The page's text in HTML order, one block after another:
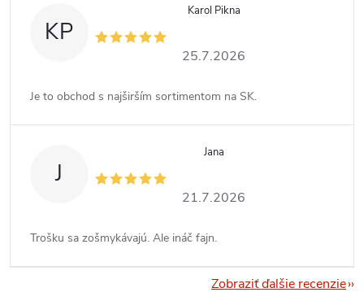
KP
Karol Pikna
25.7.2026
Je to obchod s najširším sortimentom na SK.
J
Jana
21.7.2026
Trošku sa zošmykávajú. Ale ináč fajn.
Zobraziť ďalšie recenzie